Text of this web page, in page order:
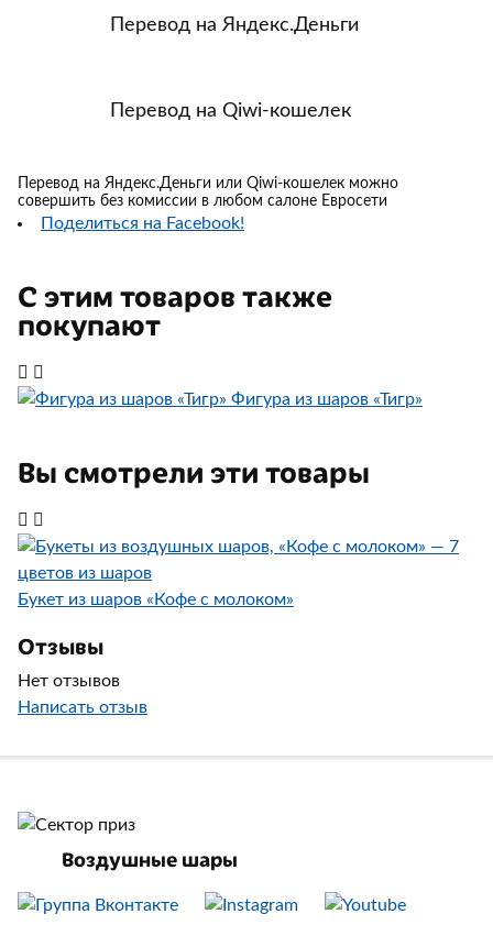
Перевод на Яндекс.Деньги
Перевод на Qiwi-кошелек
Перевод на Яндекс.Деньги или Qiwi-кошелек можно
совершить без комиссии в любом салоне Евросети
Поделиться на Facebook!
С этим товаров также
покупают
Фигура из шаров «Тигр»
Вы смотрели эти товары
Букет из шаров «Кофе с молоком»
Отзывы
Нет отзывов
Написать отзыв
Воздушные шары